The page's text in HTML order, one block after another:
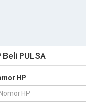
Beli PULSA
HP